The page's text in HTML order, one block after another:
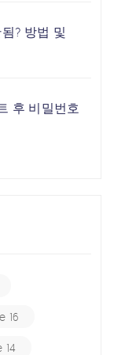
? 방법 및
후 비밀번호
16
14